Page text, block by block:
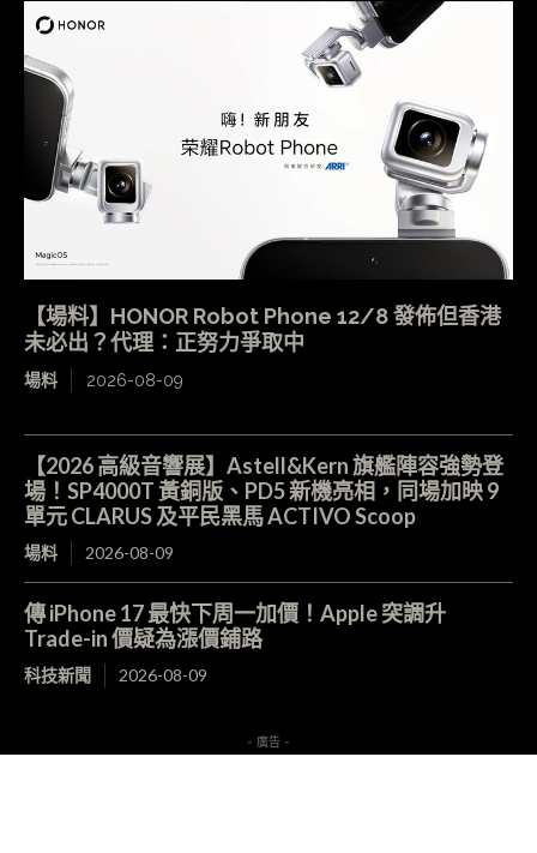
【場料】HONOR Robot Phone 12/8 發佈但香港
未必出？代理：正努力爭取中
場料 2026-08-09
【2026 高級音響展】Astell&Kern 旗艦陣容強勢登
場！SP4000T 黃銅版、PD5 新機亮相，同場加映 9
單元 CLARUS 及平民黑馬 ACTIVO Scoop
場料 2026-08-09
傳 iPhone 17 最快下周一加價！Apple 突調升
Trade-in 價疑為漲價鋪路
科技新聞 2026-08-09
- 廣告 -